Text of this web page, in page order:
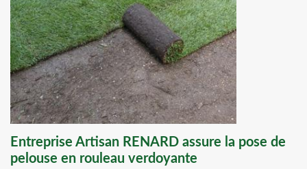
Entreprise Artisan RENARD assure la pose de
pelouse en rouleau verdoyante